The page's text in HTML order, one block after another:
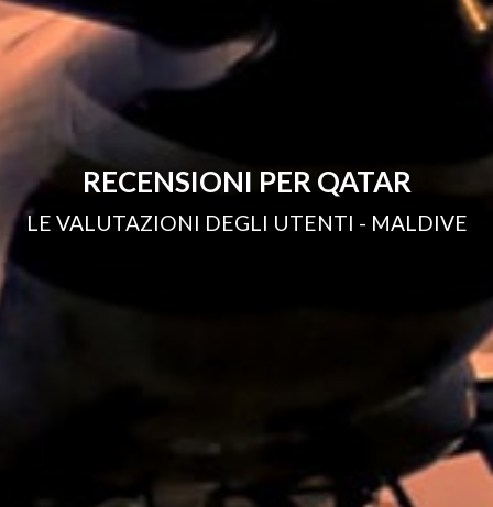
RECENSIONI PER QATAR
LE VALUTAZIONI DEGLI UTENTI - MALDIVE